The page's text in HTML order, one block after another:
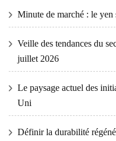
Minute de marché : le
Veille des tendances du
juillet 2026
Le paysage actuel des
Uni
Définir la durabilité